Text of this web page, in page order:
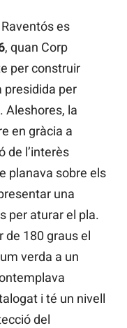
es
, quan Corp
per construir
presidida per
. Aleshores, la
en gràcia a
de l’interès
planava sobre els
una
per aturar el pla.
de 180 graus el
verda a un
i té un nivell
del